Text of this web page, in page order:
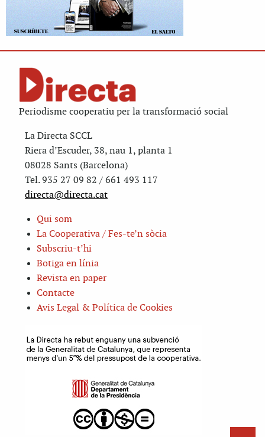
Periodisme cooperatiu per la transformació social
La Directa SCCL
Riera d’Escuder, 38, nau 1, planta 1
08028 Sants (Barcelona)
Tel. 935 27 09 82 / 661 493 117
directa@directa.cat
Qui som
La Cooperativa / Fes-te’n sòcia
Subscriu-t’hi
Botiga en línia
Revista en paper
Contacte
Avis Legal & Política de Cookies